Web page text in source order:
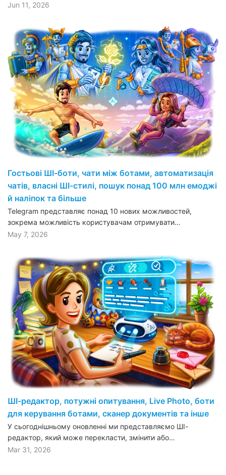
Jun 11, 2026
Гостьові ШІ-боти, чати між ботами, автоматизація
чатів, власні ШІ-стилі, пошук понад 100 млн емоджі
й наліпок та більше
Telegram представляє понад 10 нових можливостей,
зокрема можливість користувачам отримувати…
May 7, 2026
ШІ-редактор, потужні опитування, Live Photo, боти
для керування ботами, сканер документів та інше
У сьогоднішньому оновленні ми представляємо ШІ-
редактор, який може перекласти, змінити або…
Mar 31, 2026